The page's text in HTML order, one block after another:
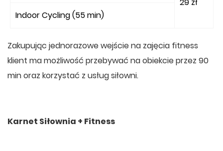
Indoor Cycling (55 min)
Zakupując jednorazowe wejście na zajęcia fitness
klient ma możliwość przebywać na obiekcie przez 90
min oraz korzystać z usług siłowni.
Karnet Siłownia + Fitness